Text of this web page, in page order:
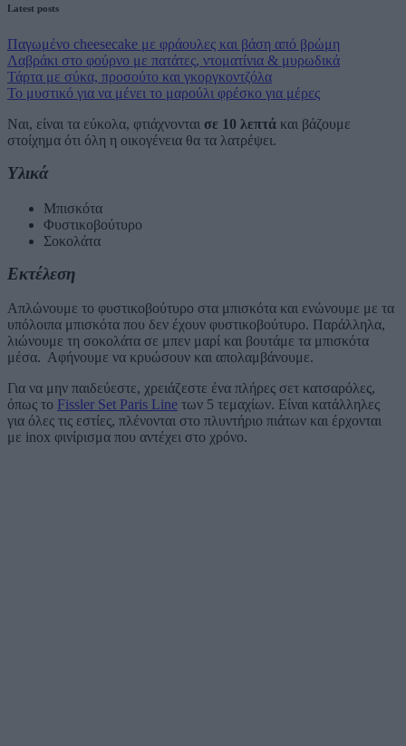
Latest posts
Παγωμένο cheesecake με φράουλες και βάση από βρώμη
Λαβράκι στο φούρνο με πατάτες, ντοματίνια & μυρωδικά
Τάρτα με σύκα, προσούτο και γκοργκοντζόλα
Το μυστικό για να μένει το μαρούλι φρέσκο για μέρες
Ναι, είναι τα εύκολα, φτιάχνονται σε 10 λεπτά και βάζουμε
στοίχημα ότι όλη η οικογένεια θα τα λατρέψει.
Υλικά
Μπισκότα
Φυστικοβούτυρο
Σοκολάτα
Εκτέλεση
Απλώνουμε το φυστικοβούτυρο στα μπισκότα και ενώνουμε με τα
υπόλοιπα μπισκότα που δεν έχουν φυστικοβούτυρο. Παράλληλα,
λιώνουμε τη σοκολάτα σε μπεν μαρί και βουτάμε τα μπισκότα
μέσα. Αφήνουμε να κρυώσουν και απολαμβάνουμε.
Για να μην παιδεύεστε, χρειάζεστε ένα πλήρες σετ κατσαρόλες,
όπως το Fissler Set Paris Line των 5 τεμαχίων. Είναι κατάλληλες
για όλες τις εστίες, πλένονται στο πλυντήριο πιάτων και έρχονται
με inox φινίρισμα που αντέχει στο χρόνο.